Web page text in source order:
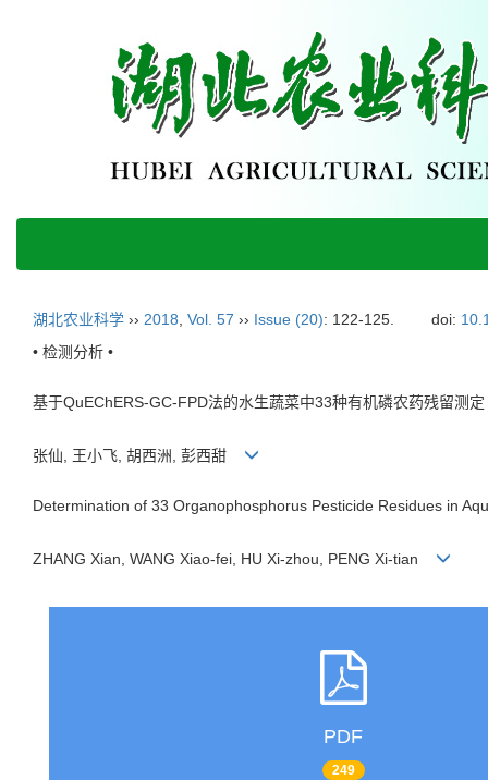
湖北农业科学 ›› 2018 Vol. 57 ›› Issue (20): 122-125. doi:
• 检测分析 •
基于QuEChERS-GC-FPD法的水生蔬菜中33种有机磷农药残留测定
张仙, 王小飞, 胡西洲, 彭西甜
Determination of 33 Organophosphorus Pesticide Residues in
ZHANG Xian, WANG Xiao-fei, HU Xi-zhou, PENG Xi-tian
PDF
249